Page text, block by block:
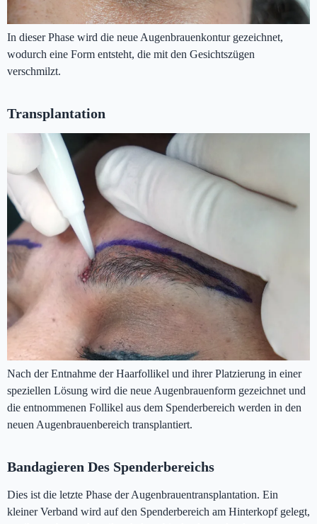
In dieser Phase wird die neue Augenbrauenkontur gezeichnet,
wodurch eine Form entsteht, die mit den Gesichtszügen
verschmilzt.
Transplantation
Nach der Entnahme der Haarfollikel und ihrer Platzierung in einer
speziellen Lösung wird die neue Augenbrauenform gezeichnet und
die entnommenen Follikel aus dem Spenderbereich werden in den
neuen Augenbrauenbereich transplantiert.
Bandagieren Des Spenderbereichs
Dies ist die letzte Phase der Augenbrauentransplantation. Ein
kleiner Verband wird auf den Spenderbereich am Hinterkopf gelegt,